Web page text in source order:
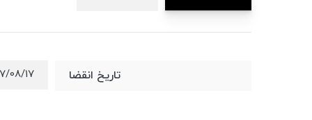
تاریخ انقضا 08/17